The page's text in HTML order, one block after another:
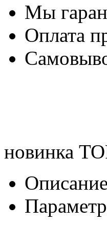
Мы
Оплата
новинка
Описание